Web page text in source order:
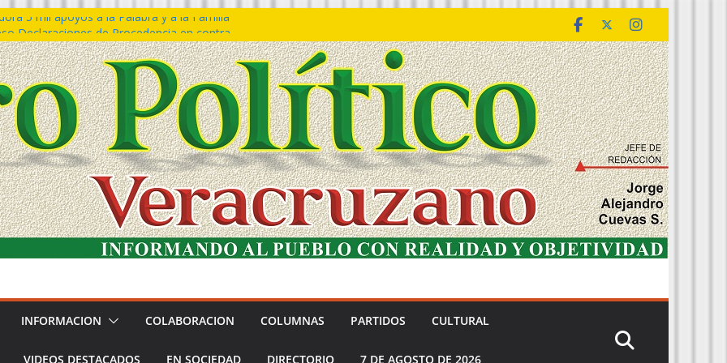
5 mil apoyos a la Palabra y a la Familia
Declaraciones de Procedencia en contra
𝙂𝙤𝙗𝙞𝙚𝙧𝙣𝙤 𝙙𝙚𝙡 𝙀𝙨𝙩𝙖𝙙𝙤 𝙖 𝙙𝙞𝙨𝙛𝙧𝙪𝙩𝙖𝙧
𝙙𝙚𝙡 𝙈𝙖𝙧 𝙚𝙣 𝘾𝙤𝙖𝙩𝙯𝙖𝙘𝙤𝙖𝙡𝙘𝙤𝙨
de policías con vocación de servicio y
SSP
Bravo rechaza acusaciones y asegura que
solicitud de desafuero
INFORMACION COLABORACION COLUMNAS PARTIDOS CULTURAL
VIDEOS DESTACADOS EN SOCIEDAD DIRECTORIO 7 DE AGOSTO DE 2026